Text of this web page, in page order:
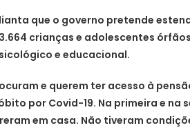
que o governo pretende
crianças e adolescentes
e educacional.
e querem ter acesso à
por Covid-19. Na primeira e na
em casa. Não tiveram